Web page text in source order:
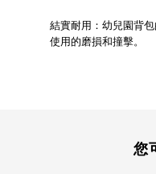
結實耐用：幼兒園背
使用的磨損和撞擊。
您